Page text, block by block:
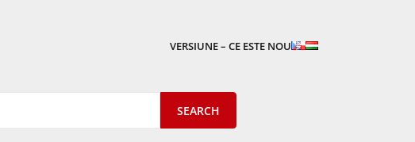
VERSIUNE – CE ESTE NOU